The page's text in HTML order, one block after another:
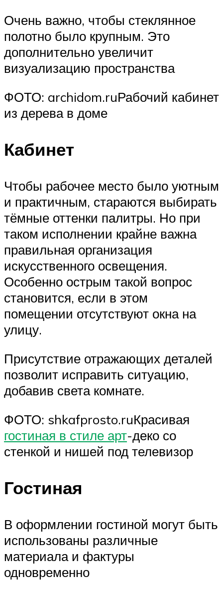
Очень важно, чтобы стеклянное
полотно было крупным. Это
дополнительно увеличит
визуализацию пространства
ФОТО: archidom.ruРабочий кабинет
из дерева в доме
Кабинет
Чтобы рабочее место было уютным
и практичным, стараются выбирать
тёмные оттенки палитры. Но при
таком исполнении крайне важна
правильная организация
искусственного освещения.
Особенно острым такой вопрос
становится, если в этом
помещении отсутствуют окна на
улицу.
Присутствие отражающих деталей
позволит исправить ситуацию,
добавив света комнате.
ФОТО: shkafprosto.ruКрасивая
гостиная в стиле арт-деко со
стенкой и нишей под телевизор
Гостиная
В оформлении гостиной могут быть
использованы различные
материала и фактуры
одновременно